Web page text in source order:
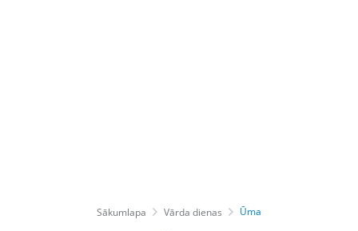
Sākumlapa Vārda dienas Ūma